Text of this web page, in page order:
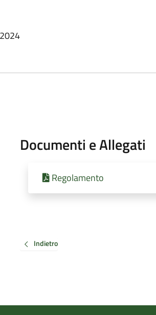
Documenti e Allegati
Regolamento
Indietro